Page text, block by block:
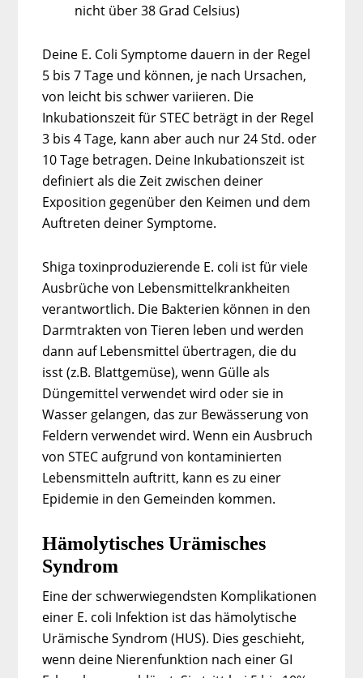
nicht über 38 Grad Celsius)
Deine E. Coli Symptome dauern in der Regel
5 bis 7 Tage und können, je nach Ursachen,
von leicht bis schwer variieren. Die
Inkubationszeit für STEC beträgt in der Regel
3 bis 4 Tage, kann aber auch nur 24 Std. oder
10 Tage betragen. Deine Inkubationszeit ist
definiert als die Zeit zwischen deiner
Exposition gegenüber den Keimen und dem
Auftreten deiner Symptome.
Shiga toxinproduzierende E. coli ist für viele
Ausbrüche von Lebensmittelkrankheiten
verantwortlich. Die Bakterien können in den
Darmtrakten von Tieren leben und werden
dann auf Lebensmittel übertragen, die du
isst (z.B. Blattgemüse), wenn Gülle als
Düngemittel verwendet wird oder sie in
Wasser gelangen, das zur Bewässerung von
Feldern verwendet wird. Wenn ein Ausbruch
von STEC aufgrund von kontaminierten
Lebensmitteln auftritt, kann es zu einer
Epidemie in den Gemeinden kommen.
Hämolytisches Urämisches
Syndrom
Eine der schwerwiegendsten Komplikationen
einer E. coli Infektion ist das hämolytische
Urämische Syndrom (HUS). Dies geschieht,
wenn deine Nierenfunktion nach einer GI